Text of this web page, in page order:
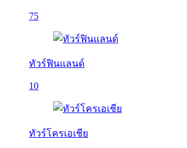
75
ทัวร์ฟินแลนด์
10
ทัวร์โครเอเชีย